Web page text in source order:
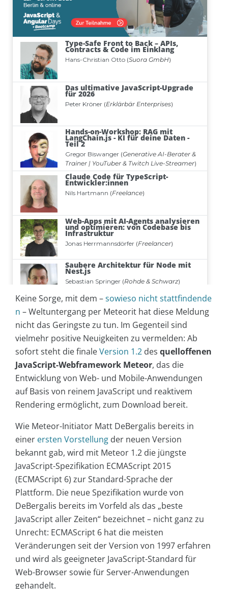
Keine Sorge, mit dem –sowieso nicht stattfindende
n – Weltuntergang per Meteorit hat diese Meldung
nicht das Geringste zu tun. Im Gegenteil sind
vielmehr positive Neuigkeiten zu vermelden: Ab
sofort steht die finaleVersion 1.2 des quelloffenen
JavaScript-Webframework Meteor, das die
Entwicklung von Web- und Mobile-Anwendungen
auf Basis von reinem JavaScript und reaktivem
Rendering ermöglicht, zum Download bereit.
Wie Meteor-Initiator Matt DeBergalis bereits in
einer ersten Vorstellung der neuen Version
bekannt gab, wird mit Meteor 1.2 die jüngste
JavaScript-Spezifikation ECMAScript 2015
(ECMAScript 6) zur Standard-Sprache der
Plattform. Die neue Spezifikation wurde von
DeBergalis bereits im Vorfeld als das „beste
JavaScript aller Zeiten“ bezeichnet – nicht ganz zu
Unrecht: ECMAScript 6 hat die meisten
Veränderungen seit der Version von 1997 erfahren
und wird als geeigneter JavaScript-Standard für
Web-Browser sowie für Server-Anwendungen
gehandelt.